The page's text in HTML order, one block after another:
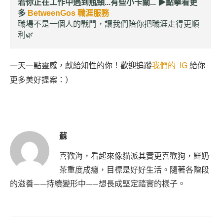
若你正在工作中遇到瓶頸...有些小卡關... ▶︎點擊看更
多 BetweenGos 職涯服務
職場不是一個人的戰鬥，讓我們陪你把職涯走得更順
利🌿
一天一點靈感，獻給知性的你！歡迎追蹤我們的 IG 給你
更多美好提案：）
蘇
喜歡海，看起來像貓派其實更喜歡狗，鮮奶
茶重度成癮，目標是好好生活。隨著各階段
的滋養——持續變形中——想長成堅定踏實的樣子。